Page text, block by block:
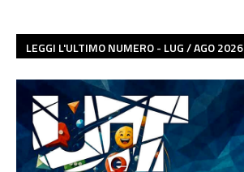
LEGGI L'ULTIMO NUMERO - LUG / AGO 2026